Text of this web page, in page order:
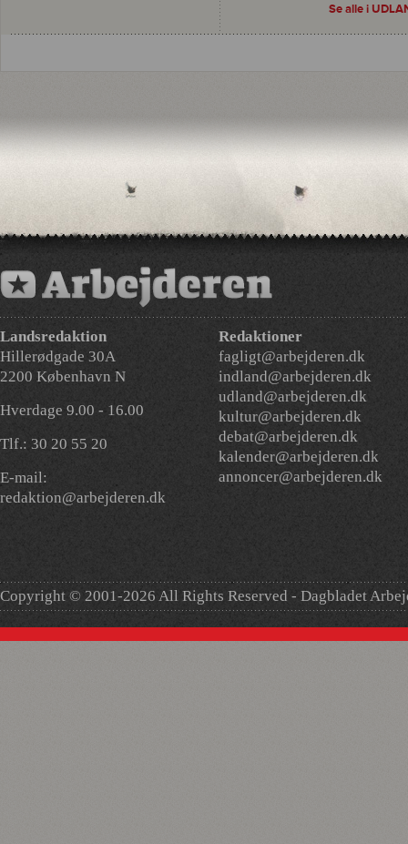
Se alle i
Landsredaktion
Hillerødgade 30A
2200 København N
Hverdage 9.00 - 16.00
Tlf.: 30 20 55 20
E-mail:
redaktion@arbejderen.dk
Redaktioner
fagligt@arbejderen.dk
indland@arbejderen.dk
udland@arbejderen.dk
kultur@arbejderen.dk
debat@arbejderen.dk
kalender@arbejderen.dk
annoncer@arbejderen.dk
Copyright © 2001-2026 All Rights Reserved - Dagbladet